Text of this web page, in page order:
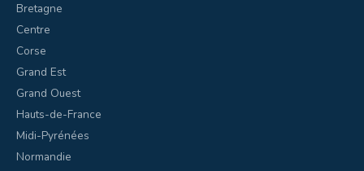
Bretagne
Centre
Corse
Grand Est
Grand Ouest
Hauts-de-France
Midi-Pyrénées
Normandie